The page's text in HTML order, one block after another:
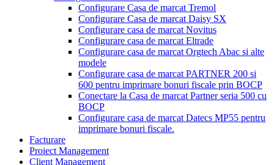
Configurare Casa de marcat Tremol
Configurare Casa de marcat Daisy SX
Configurare casa de marcat Novitus
Configurare casa de marcat Eltrade
Configurare casa de marcat Orgtech Abac si alte
modele
Configurare casa de marcat PARTNER 200 si
600 pentru imprimare bonuri fiscale prin BOCP
Conectare la Casa de marcat Partner seria 500 cu
BOCP
Configurare casa de marcat Datecs MP55 pentru
imprimare bonuri fiscale.
Facturare
Proiect Management
Client Management